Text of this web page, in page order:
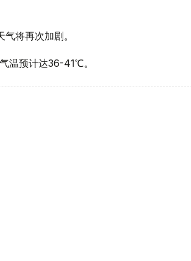
将再次加剧。
温预计达36-41℃。